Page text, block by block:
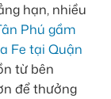
hạn, nhiều
Phú gầm
Fe tại Quận
từ bên
để thưởng